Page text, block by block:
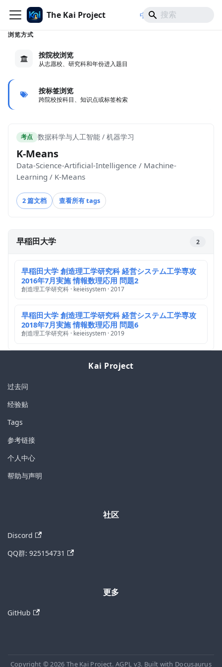
The Kai Project 中文/ 日本語
浏览方式
按院校浏览
从志愿校、研究科和年份进入题目
按标签浏览
跨院校按科目、知识点或标签检索
考点 数据科学与人工智能 / 机器学习
K-Means
Data-Science-Artificial-Intelligence / Machine-
Learning / K-Means
2 篇文档 查看所有 tags
早稲田大学 2
早稲田大学 創造理工学研究科 経営システム工学専攻
2016年7月実施 情報数理応用 問題2
創造理工学研究科 · keieisystem · 2017
早稲田大学 創造理工学研究科 経営システム工学専攻
2018年7月実施 情報数理応用 問題6
創造理工学研究科 · keieisystem · 2019
Kai Project
过去问
经验贴
Tags
参考链接
个人中心
帮助与声明
社区
Discord
QQ群: 925154731
更多
GitHub
Copyright © 2026 The Kai Project. AGPL v3. Built with Docusaurus